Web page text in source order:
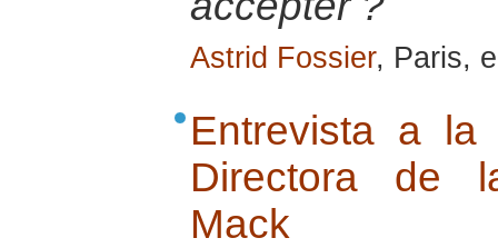
Astrid Fossier, Paris,
Entrevista a la
Directora de
Mack